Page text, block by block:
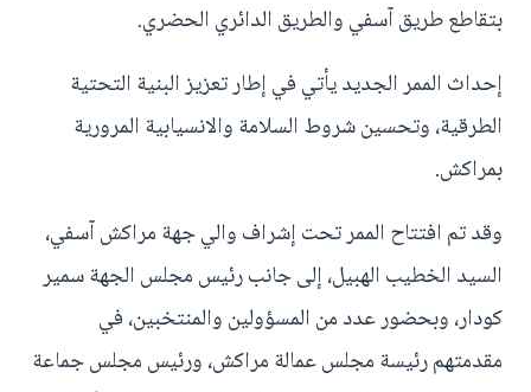
بتقاطع طريق آسفي والطريق الدائري الحضري.
إحداث الممر الجديد يأتي في إطار تعزيز البنية التحتية
الطرقية، وتحسين شروط السلامة والانسيابية المرورية
بمراكش.
وقد تم افتتاح الممر تحت إشراف والي جهة مراكش آسفي،
السيد الخطيب الهبيل، إلى جانب رئيس مجلس الجهة سمير
كودار، وبحضور عدد من المسؤولين والمنتخبين، في
مقدمتهم رئيسة مجلس عمالة مراكش، ورئيس مجلس جماعة